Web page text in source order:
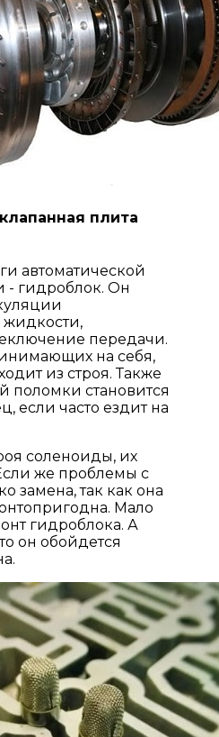
плита
автоматической
- гидроблок. Он
передачи.
на себя,
из строя. Также
поломки становится
если часто ездит на
соленоиды, их
же проблемы с
замена, так как она
Мало
гидроблока. А
он обойдется